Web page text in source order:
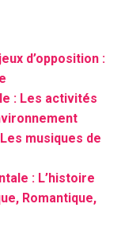
d’opposition :
: Les activités
musiques de
: L’histoire
Romantique,